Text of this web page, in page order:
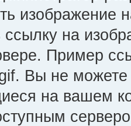
ссылку на
Пример
Вы не можете
на вашем